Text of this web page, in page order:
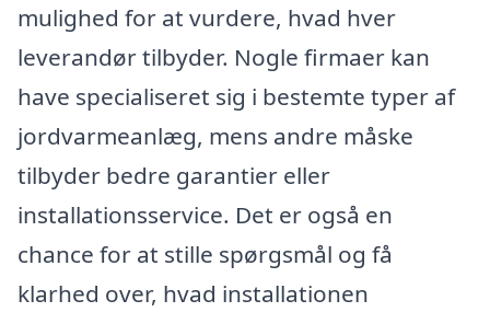
mulighed for at vurdere, hvad hver
leverandør tilbyder. Nogle firmaer kan
have specialiseret sig i bestemte typer af
jordvarmeanlæg, mens andre måske
tilbyder bedre garantier eller
installationsservice. Det er også en
chance for at stille spørgsmål og få
klarhed over, hvad installationen